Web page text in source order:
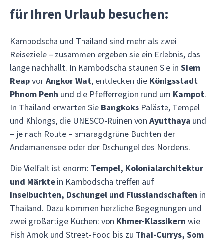
für Ihren Urlaub besuchen:
Kambodscha und Thailand sind mehr als zwei
Reiseziele – zusammen ergeben sie ein Erlebnis, das
lange nachhallt. In Kambodscha staunen Sie in Siem
ReapvorAngkor Wat, entdecken die Königsstadt
Phnom Penh und die Pfefferregion rund um Kampot.
In Thailand erwarten Sie Bangkoks Paläste, Tempel
und Khlongs, die UNESCO-Ruinen von Ayutthaya und
– je nach Route – smaragdgrüne Buchten der
Andamanensee oder der Dschungel des Nordens.
Die Vielfalt ist enorm: Tempel, Kolonialarchitektur
und Märkte in Kambodscha treffen auf
Inselbuchten, Dschungel und Flusslandschaften in
Thailand. Dazu kommen herzliche Begegnungen und
zwei großartige Küchen: von Khmer-Klassikern wie
Fish Amok und Street-Food bis zu Thai-Currys, Som